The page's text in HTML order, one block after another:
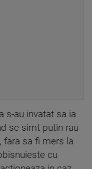
s-au invatat sa ia
se simt putin rau
fara sa fi mers la
cu